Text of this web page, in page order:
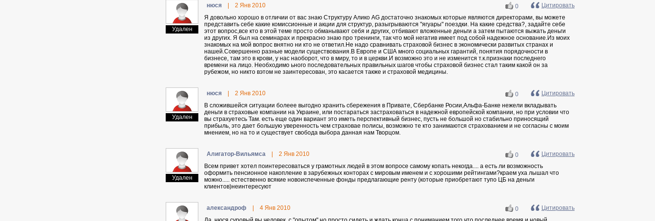
Удален
нюcя 2 Янв 2010 0
Цитировать
Я довольно хорошо в отличии от вас знаю Структуру Алико AG достаточно знакомых которые являются директорами, вы можете
представить себе какие комиссионные и акции для структур, разыгрываются "ягуары" поездки. На какие средства?, задайте себе
этот вопрос,все кто в этой теме просто обманывают себя и других, отбивают вложенные деньги а затем пытаются выжать деньги
из других. Я был на семинарах и прекрасно знаю про тренинги, так что мой негатив имеет под собой надежное основание.Из моих
знакомых на мой вопрос внятно ни кто не ответил.Не надо сравнивать страховой бизнес в экономически развитых странах и
нашей.Совершенно разные модели существования.В Европе и США много социальных гарантий, понятия порядочности в
бизнесе, там это в крови, у нас наоборот, что в миру, то и в церкви.И возможно это и не изменится т.к.признаки последнего
времени на лицо. Необходимо ьного последовательных правильных шагов чтобы страховой бизнес стал таким какой он за
рубежом, но никто вэтом не заинтересован, это касается также и страховой медицины.
Удален
нюcя 2 Янв 2010 0
Цитировать
В сложившейся ситуации болеее выгодно хранить сбережения в Привате, Сбербанке Росии,Альфа-Банке нежели вкладывать
деньги в страховые компании на Украине, или постараться застраховаться в надежной европейской компании, но при условии что
вы страхуетесь Там. есть еще один вариант это иметь перспективный бизнес, пусть не большой но стабильно приносящий
прибыль, это дает большую уверенность чем страховае полисы, возможно те кто занимаются страхованием и не согласны с моим
мнением, но на то и существует свобода выбора данная нам Творцом.
Удален
Aлигaтop-Bильямca 2 Янв 2010 0
Цитировать
Всем привет хотел поинтересоваться у грамотных людей в этом вопросе самому копать некогда.... а есть ли возможность
оформить пенсионное накопление в зарубежных конторах с мировым именем и с хорошими рейтингами?краем уха лышал что
можно..... естественно всякие новоиспеченные фонды предлагающие ренту (которые приобретают тупо ЦБ на деньги
клиентов)неинтересуют
aлeкcaндpoф 4 Янв 2010 0
Цитировать